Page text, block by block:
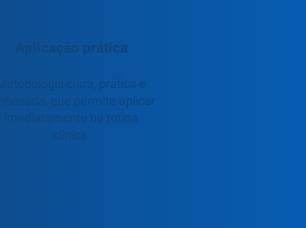
Aplicação prática
clara, prática e
que permite aplicar
imediatamente na rotina
clínica.